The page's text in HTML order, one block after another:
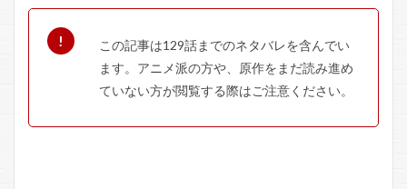
この記事は129話までのネタバレを含んでい
ます。アニメ派の方や、原作をまだ読み進め
ていない方が閲覧する際はご注意ください。